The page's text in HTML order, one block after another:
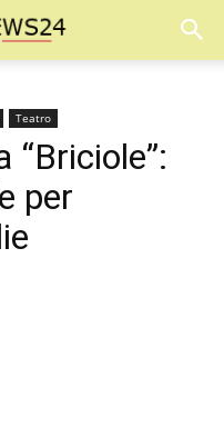
Teatro
“Briciole”:
per